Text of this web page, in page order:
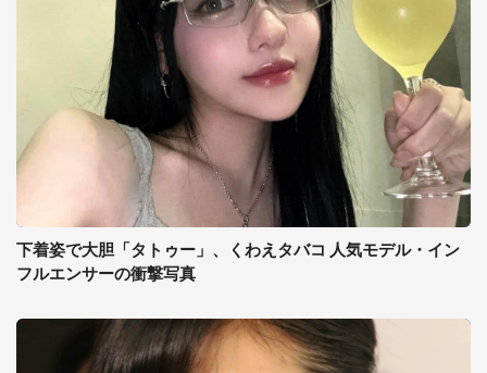
下着姿で大胆「タトゥー」、くわえタバコ 人気モデル・イン
フルエンサーの衝撃写真